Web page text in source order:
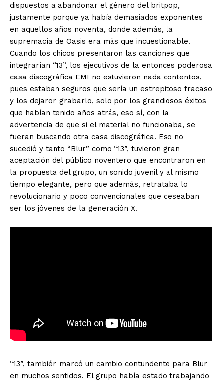
dispuestos a abandonar el género del britpop,
justamente porque ya había demasiados exponentes
en aquellos años noventa, donde además, la
supremacía de Oasis era más que incuestionable.
Cuando los chicos presentaron las canciones que
integrarían “13”, los ejecutivos de la entonces poderosa
casa discográfica EMI no estuvieron nada contentos,
pues estaban seguros que sería un estrepitoso fracaso
y los dejaron grabarlo, solo por los grandiosos éxitos
que habían tenido años atrás, eso sí, con la
advertencia de que si el material no funcionaba, se
fueran buscando otra casa discográfica. Eso no
sucedió y tanto “Blur” como “13”, tuvieron gran
aceptación del público noventero que encontraron en
la propuesta del grupo, un sonido juvenil y al mismo
tiempo elegante, pero que además, retrataba lo
revolucionario y poco convencionales que deseaban
ser los jóvenes de la generación X.
“13”, también marcó un cambio contundente para Blur
en muchos sentidos. El grupo había estado trabajando